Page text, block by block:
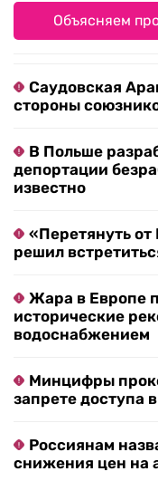
Объясняем
Саудовская
стороны
В Польше
депортации
известно
«Перетянуть
решил
Жара в Европе
исторические
водоснабжением
Минцифры
запрете доступа
Россиянам
снижения цен на